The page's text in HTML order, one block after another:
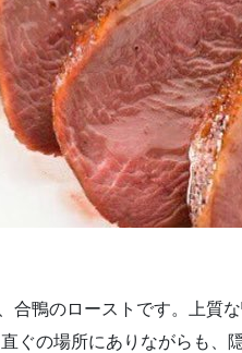
合鴨のローストです。上質
ぐの場所にありながらも、